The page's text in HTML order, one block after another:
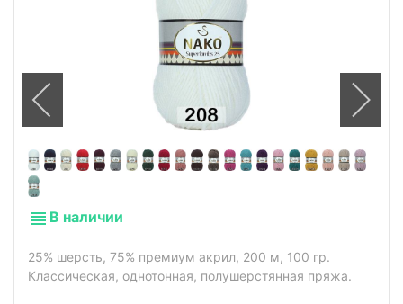
В наличии
25% шерсть, 75% премиум акрил, 200 м, 100 гр.
Классическая, однотонная, полушерстянная пряжа.